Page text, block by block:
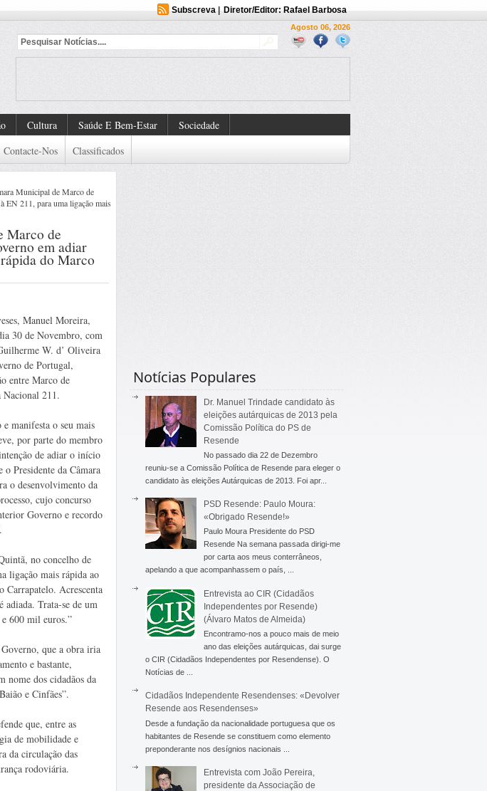
Subscreva| Diretor/Editor: Rafael Barbosa
Agosto 06, 2026
Cultura Saúde E Bem-Estar
Sociedade
Contacte-Nos Classificados
Municipal de Marco de
EN 211, para uma ligação mais
Marco de
em adiar
do Marco
Manuel Moreira,
30 de Novembro, com
W. d’ Oliveira
de Portugal,
entre Marco de
Nacional 211.
manifesta o seu mais
por parte do membro
de adiar o início
o Presidente da Câmara
o desenvolvimento da
cujo concurso
Governo e recordo
no concelho de
ligação mais rápida ao
Carrapatelo. Acrescenta
adiada. Trata-se de um
600 mil euros.”
que a obra iria
e bastante,
nome dos cidadãos da
e Cinfães”.
que, entre as
de mobilidade e
da circulação das
rodoviária.
Notícias Populares
Dr. Manuel Trindade candidato às
eleições autárquicas de 2013 pela
Comissão Política do PS de
Resende
No passado dia 22 de Dezembro
reuniu-se a Comissão Política de Resende para eleger o
candidato às eleições Autárquicas de 2013. Foi apr...
PSD Resende: Paulo Moura:
«Obrigado Resende!»
Paulo Moura Presidente do PSD
Resende Na semana passada dirigi-me
por carta aos meus conterrâneos,
apelando a que acompanhassem o país, ...
Entrevista ao CIR (Cidadãos
Independentes por Resende)
(Álvaro Matos de Almeida)
Encontramo-nos a pouco mais de meio
ano das eleições autárquicas, dai surge
o CIR (Cidadãos Independentes por Resendense). O
Notícias de ...
Cidadãos Independente Resendenses: «Devolver
Resende aos Resendenses»
Desde a fundação da nacionalidade portuguesa que os
habitantes de Resende se constituem como elemento
preponderante nos desígnios nacionais ...
Entrevista com João Pereira,
presidente da Associação de